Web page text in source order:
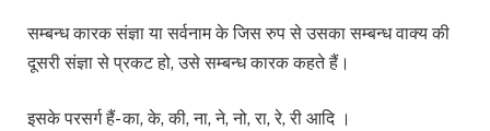
सम्बन्ध कारक संज्ञा या सर्वनाम के जिस रुप से उसका सम्बन्ध वाक्य की
दूसरी संज्ञा से प्रकट हो, उसे सम्बन्ध कारक कहते हैं।
इसके परसर्ग हैं- का, के, की, ना, ने, नो, रा, रे, री आदि ।